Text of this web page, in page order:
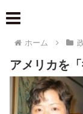
ホーム
アメリカを